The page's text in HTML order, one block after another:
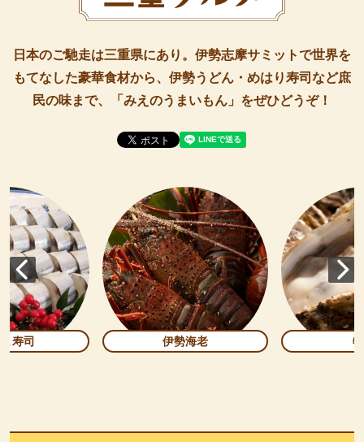
日本のご馳走は三重県にあり。伊勢志摩サミットで世界を
もてなした豪華食材から、伊勢うどん・めはり寿司など庶
民の味まで、「みえのうまいもん」をぜひどうぞ！
寿司 伊勢海老